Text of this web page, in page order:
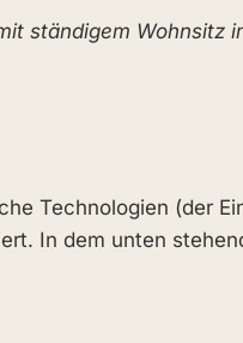
ständigem Wohnsitz
Technologien (der
In dem unten